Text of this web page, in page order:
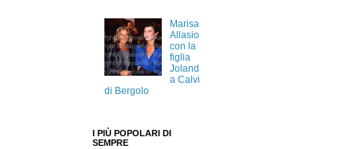
Marisa
Allasio
con la
figlia
Joland
a Calvi
di Bergolo
I PIÙ POPOLARI DI
SEMPRE